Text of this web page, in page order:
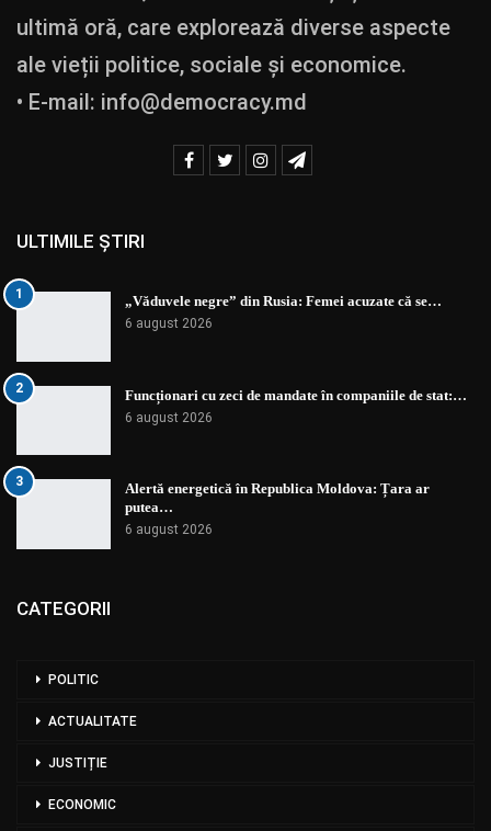
ultimă oră, care explorează diverse aspecte
ale vieții politice, sociale și economice.
• E-mail: info@democracy.md
ULTIMILE ȘTIRI
1 „Văduvele negre” din Rusia: Femei acuzate că se…
6 august 2026
2 Funcționari cu zeci de mandate în companiile de stat:…
6 august 2026
3
Alertă energetică în Republica Moldova: Țara ar
putea…
6 august 2026
CATEGORII
POLITIC
ACTUALITATE
JUSTIȚIE
ECONOMIC